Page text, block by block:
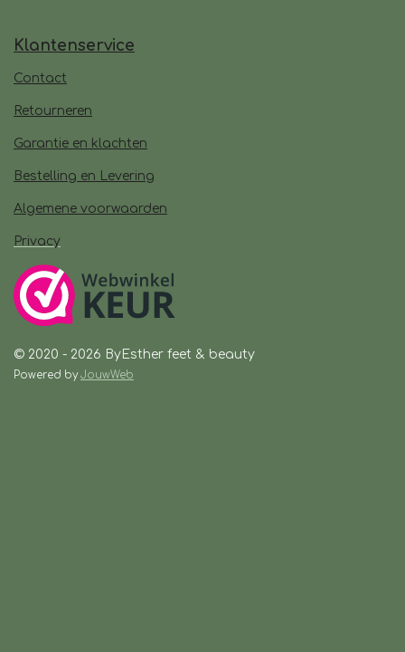
Klantenservice
Contact
Retourneren
Garantie en klachten
Bestelling en Levering
Algemene voorwaarden
Privacy
© 2020 - 2026 ByEsther feet & beauty
Powered byJouwWeb